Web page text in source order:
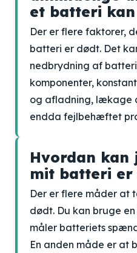
et batteri
Der er flere faktorer,
batteri er dødt. Det
nedbrydning af
komponenter,
og afladning, lækage
endda fejlbehæftet
Hvordan kan
mit batteri er
Der er flere måder at
dødt. Du kan bruge
måler batteriets
En anden måde er at